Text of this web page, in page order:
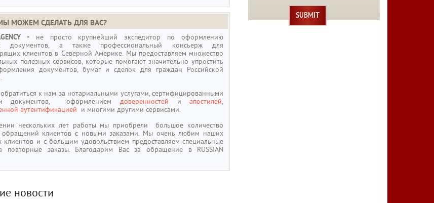
МОЖЕМ СДЕЛАТЬ ДЛЯ ВАС?
-не просто крупнейший экспедитор по оформлению
документов, а также профессиональный консьерж для
клиентов в Северной Америке. Мы предоставляем множество
полезных сервисов, которые помогают значительно упростить
документов, бумаг и сделок для граждан Российской
к нам за нотариальными услугами, сертифицированными
документов, оформлениемдоверенностей иапостилей,
аутентификацией и многими другими сервисами.
нескольких лет работы мы приобрели большое количество
обращений клиентов с новыми заказами. Мы очень любим наших
клиентов и с большим удовольствием предоставляем специальные
повторные заказы. Благодарим Вас за обращение в RUSSIAN
новости